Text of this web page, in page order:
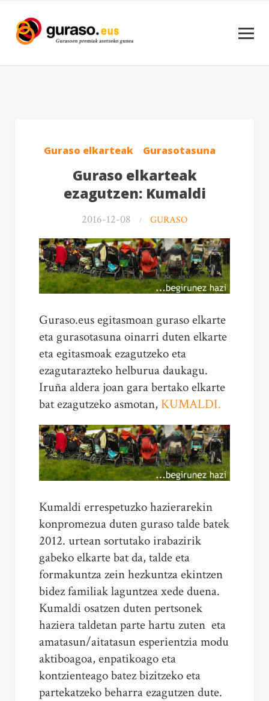
Guraso elkarteak Gurasotasuna
Guraso elkarteak
ezagutzen: Kumaldi
2016-12-08 GURASO
Guraso.eus egitasmoan guraso elkarte
eta gurasotasuna oinarri duten elkarte
eta egitasmoak ezagutzeko eta
ezagutarazteko helburua daukagu.
Iruña aldera joan gara bertako elkarte
bat ezagutzeko asmotan, KUMALDI.
Kumaldi errespetuzko hazierarekin
konpromezua duten guraso talde batek
2012. urtean sortutako irabazirik
gabeko elkarte bat da, talde eta
formakuntza zein hezkuntza ekintzen
bidez familiak laguntzea xede duena.
Kumaldi osatzen duten pertsonek
haziera taldetan parte hartu zuten eta
amatasun/aitatasun esperientzia modu
aktiboagoa, enpatikoago eta
kontzienteago batez bizitzeko eta
partekatzeko beharra ezagutzen dute.